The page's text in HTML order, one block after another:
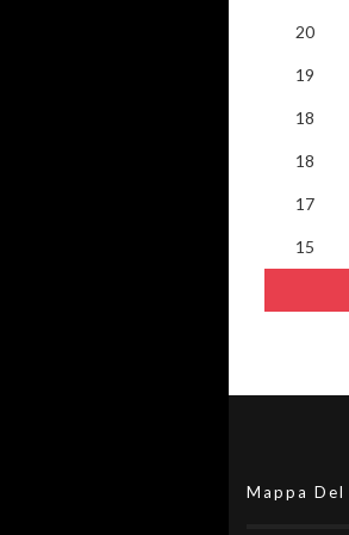
20
19
18
18
17
15
Mappa Del